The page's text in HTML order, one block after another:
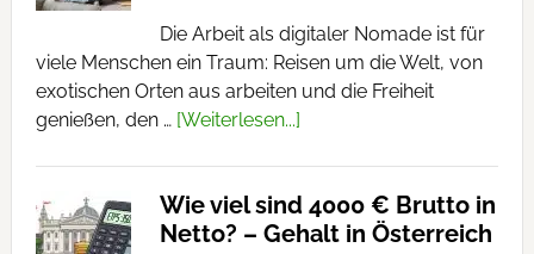
Die Arbeit als digitaler Nomade ist für
viele Menschen ein Traum: Reisen um die Welt, von
exotischen Orten aus arbeiten und die Freiheit
genießen, den … [Weiterlesen...]
Wie viel sind 4000 € Brutto in
Netto? – Gehalt in Österreich